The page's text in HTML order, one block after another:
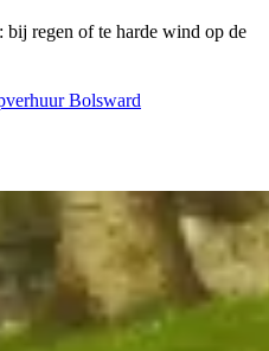
regen of te harde wind op de
Bolsward